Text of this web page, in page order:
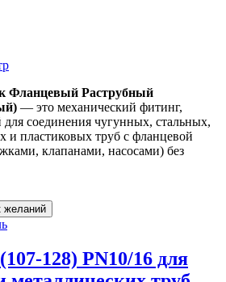
Фланцевый Раструбный
— это механический фитинг,
соединения чугунных, стальных,
и пластиковых труб с фланцевой
клапанами, насосами) без
желаний
128) PN10/16 для